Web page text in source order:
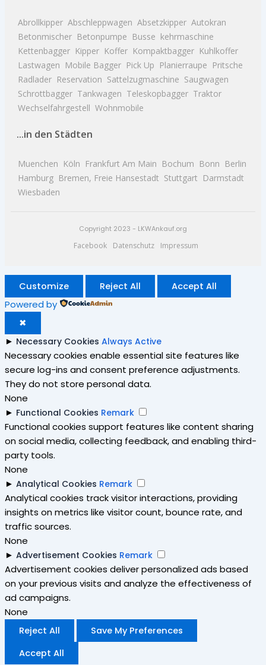
Abrollkipper Abschleppwagen Absetzkipper Autokran
Betonmischer Betonpumpe Busse kehrmaschine
Kettenbagger Kipper Koffer Kompaktbagger Kuhlkoffer
Lastwagen Mobile Bagger Pick Up Planierraupe Pritsche
Radlader Reservation Sattelzugmaschine Saugwagen
Schrottbagger Tankwagen Teleskopbagger Traktor
Wechselfahrgestell Wohnmobile
...in den Städten
Muenchen Köln Frankfurt Am Main Bochum Bonn Berlin
Hamburg Bremen, Freie Hansestadt Stuttgart Darmstadt
Wiesbaden
Copyright 2023 - LKWAnkauf.org
Facebook Datenschutz Impressum
Customize Reject All Accept All
Powered by
✖
► Necessary Cookies Always Active
Necessary cookies enable essential site features like
secure log-ins and consent preference adjustments.
They do not store personal data.
None
► Functional Cookies Remark
Functional cookies support features like content sharing
on social media, collecting feedback, and enabling third-
party tools.
None
► Analytical Cookies Remark
Analytical cookies track visitor interactions, providing
insights on metrics like visitor count, bounce rate, and
traffic sources.
None
► Advertisement Cookies Remark
Advertisement cookies deliver personalized ads based
on your previous visits and analyze the effectiveness of
ad campaigns.
None
Reject All
Save My Preferences
Accept All